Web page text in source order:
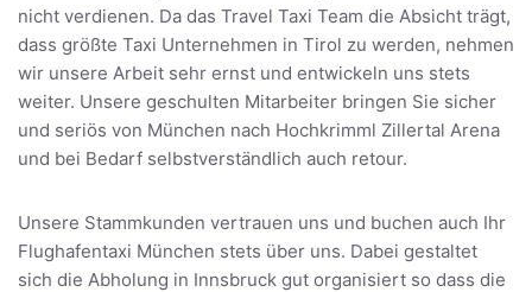
nicht verdienen. Da das Travel Taxi Team die Absicht trägt,
dass größte Taxi Unternehmen in Tirol zu werden, nehmen
wir unsere Arbeit sehr ernst und entwickeln uns stets
weiter. Unsere geschulten Mitarbeiter bringen Sie sicher
und seriös von München nach Hochkrimml Zillertal Arena
und bei Bedarf selbstverständlich auch retour.
Unsere Stammkunden vertrauen uns und buchen auch Ihr
Flughafentaxi München stets über uns. Dabei gestaltet
sich die Abholung in Innsbruck gut organisiert so dass die